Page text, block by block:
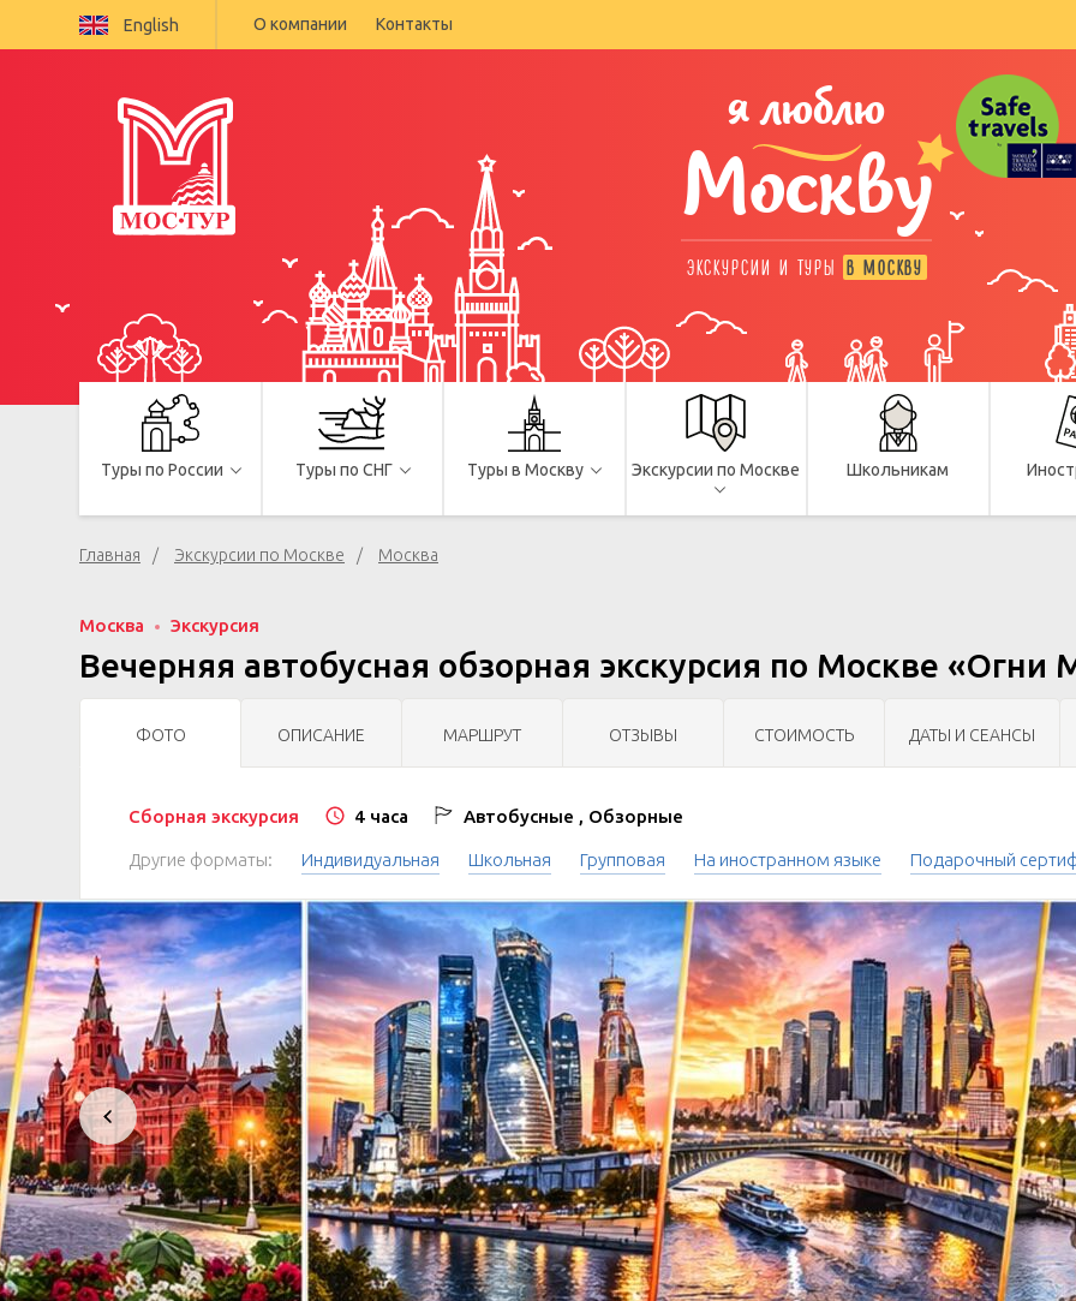
English О компании Контакты
я люблю
Москву
ЭКСКУРСИИ И ТУРЫ В МОСКВУ
Туры по России Туры по СНГ Туры в Москву Экскурсии по Москве Школьникам
Главная Экскурсии по Москве Москва
Москва Экскурсия
Вечерняя автобусная обзорная экскурсия по Москве «Огни
ФОТО ОПИСАНИЕ МАРШРУТ ОТЗЫВЫ СТОИМОСТЬ ДАТЫ И СЕАНСЫ
Сборная экскурсия 4 часа Автобусные , Обзорные
Другие форматы: Индивидуальная Школьная Групповая На иностранном языке Подарочный